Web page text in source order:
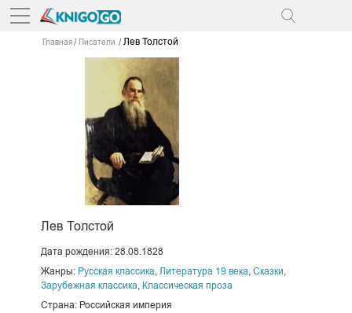
Главная Писатели Лев Толстой
Лев Толстой
Дата рождения: 28.08.1828
Жанры: Русская классика, Литература 19 века, Сказки,
Зарубежная классика, Классическая проза
Страна: Российская империя